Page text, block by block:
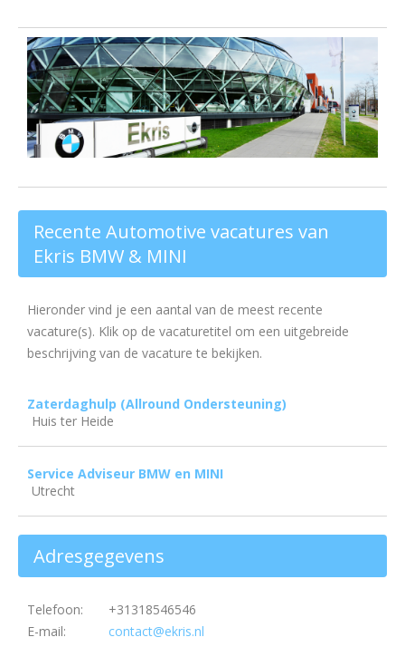
Recente Automotive vacatures van
Ekris BMW & MINI
Hieronder vind je een aantal van de meest recente
vacature(s). Klik op de vacaturetitel om een uitgebreide
beschrijving van de vacature te bekijken.
Zaterdaghulp (Allround Ondersteuning)
Huis ter Heide
Service Adviseur BMW en MINI
Utrecht
Adresgegevens
Telefoon:
+31318546546
E-mail:
contact@ekris.nl